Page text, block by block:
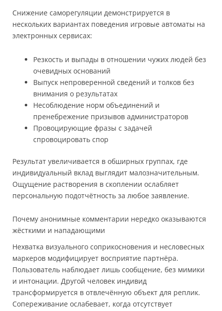
Снижение саморегуляции демонстрируется в
нескольких вариантах поведения игровые автоматы на
электронных сервисах:
Резкость и выпады в отношении чужих людей без
очевидных оснований
Выпуск непроверенной сведений и толков без
внимания о результатах
Несоблюдение норм объединений и
пренебрежение призывов администраторов
Провоцирующие фразы с задачей
спровоцировать спор
Результат увеличивается в обширных группах, где
индивидуальный вклад выглядит малозначительным.
Ощущение растворения в скоплении ослабляет
персональную подотчётность за любое заявление.
Почему анонимные комментарии нередко оказываются
жёсткими и нападающими
Нехватка визуального соприкосновения и несловесных
маркеров модифицирует восприятие партнёра.
Пользователь наблюдает лишь сообщение, без мимики
и интонации. Другой человек индивид
трансформируется в отвлечённую объект для реплик.
Сопереживание ослабевает, когда отсутствует